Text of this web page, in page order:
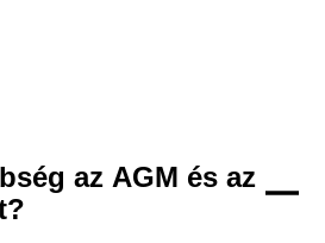
az AGM és az